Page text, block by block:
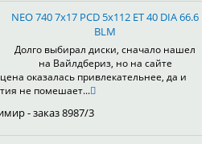
NEO 740 7x17 PCD 5x112 ET 40 DIA 66.6
BLM
Долго выбирал диски, сначало нашел
на Вайлдбериз, но на сайте
оказалась привлекательнее, да и
не помешает...
- заказ 8987/3